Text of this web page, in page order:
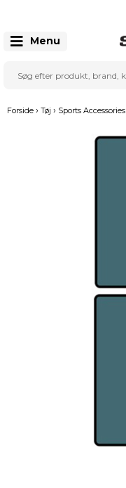
Menu
Forside › Tøj › Sports Accessories